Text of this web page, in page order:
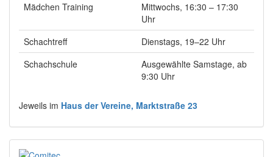
Mädchen Training
Mittwochs, 16:30 – 17:30
Uhr
Schachtreff
Dienstags, 19–22 Uhr
Schachschule
Ausgewählte Samstage, ab
9:30 Uhr
Jeweils im Haus der Vereine, Marktstraße 23